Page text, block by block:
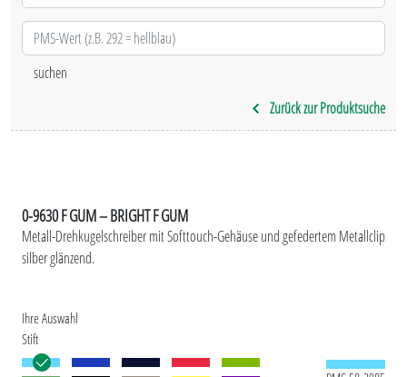
Zurück zur Produktsuche
0-9630 F GUM – BRIGHT F GUM
Metall-Drehkugelschreiber mit Softtouch-Gehäuse und gefedertem Metallclip
silber glänzend.
Ihre Auswahl
Stift